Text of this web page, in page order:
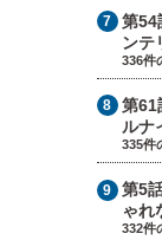
第54
ンテ
336件
第61
ルナ
335件
第5
ゃれ
332件